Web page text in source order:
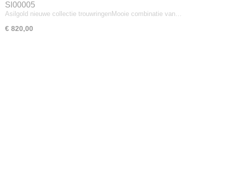
Sl00005
Asilgold nieuwe collectie trouwringenMooie combinatie van…
€ 820,00